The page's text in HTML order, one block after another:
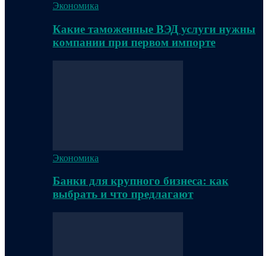
Экономика
Какие таможенные ВЭД услуги нужны
компании при первом импорте
Экономика
Банки для крупного бизнеса: как
выбрать и что предлагают